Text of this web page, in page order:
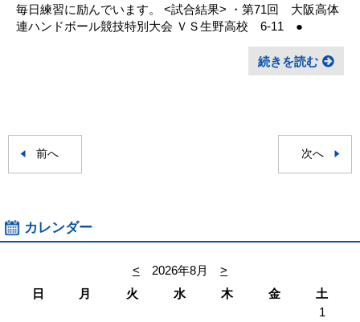
毎日練習に励んでいます。 <試合結果> ・第71回 大阪高体
連ハンドボール競技特別大会 ＶＳ生野高校 6-11 ●
続きを読む
前へ 次へ
カレンダー
< 2026年8月
>
日
月 火 水 木 金
土
1